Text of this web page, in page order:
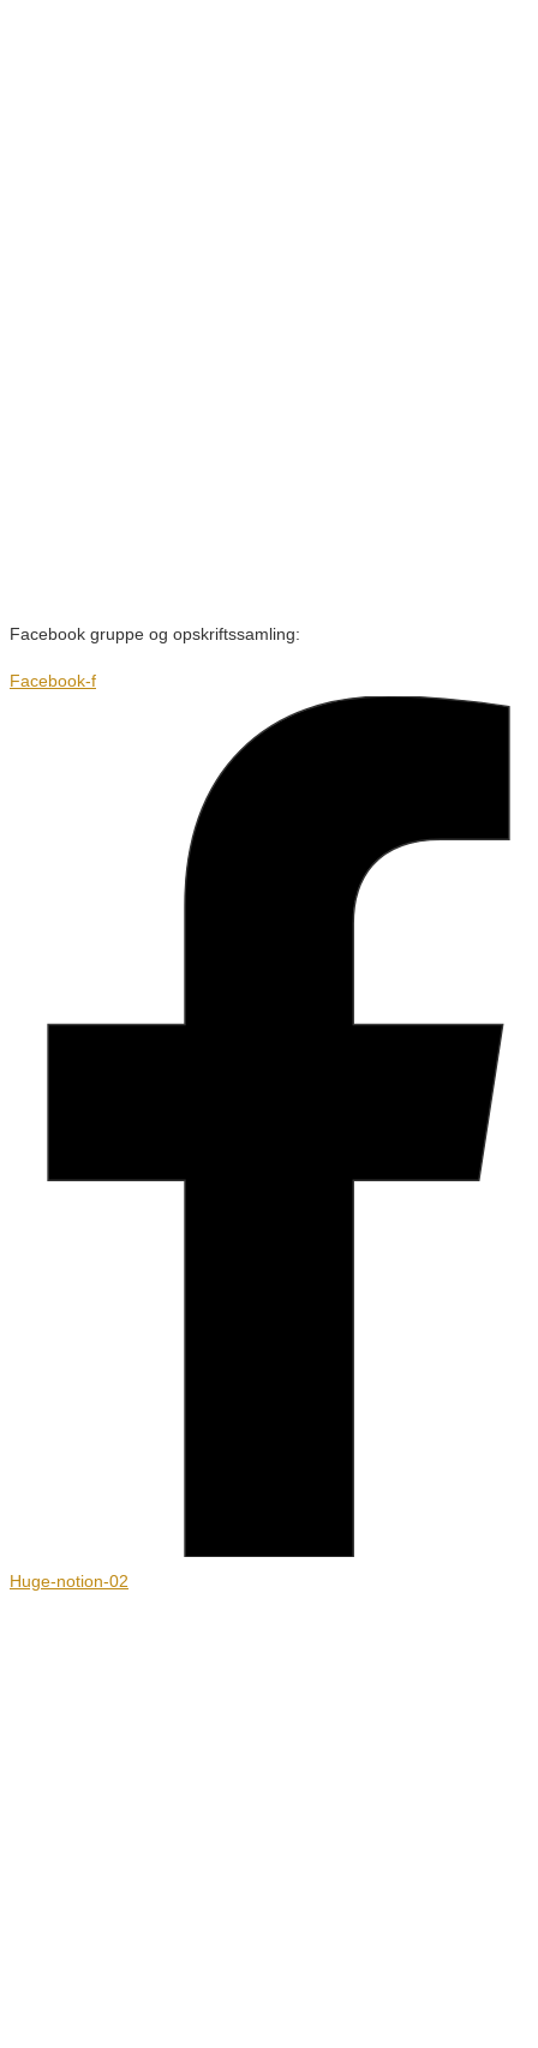
Facebook gruppe og opskriftssamling:
Facebook-f
Huge-notion-02